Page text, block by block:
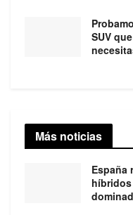
SUV
Más noticias
España